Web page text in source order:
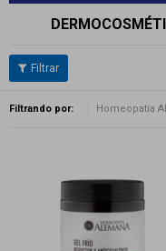
Filtrando por: Homeopatía